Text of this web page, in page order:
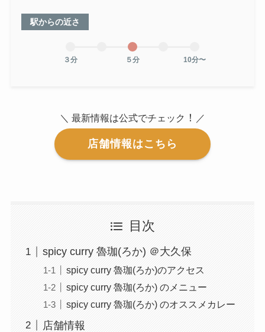
駅からの近さ
３分 ５分 10分〜
＼ 最新情報は公式でチェック ！ ／
店舗情報はこちら
目次
spicy curry 魯珈(ろか) ＠大久保
spicy curry 魯珈(ろか)のアクセス
spicy curry 魯珈(ろか) のメニュー
spicy curry 魯珈(ろか) のオススメカレー
店舗情報